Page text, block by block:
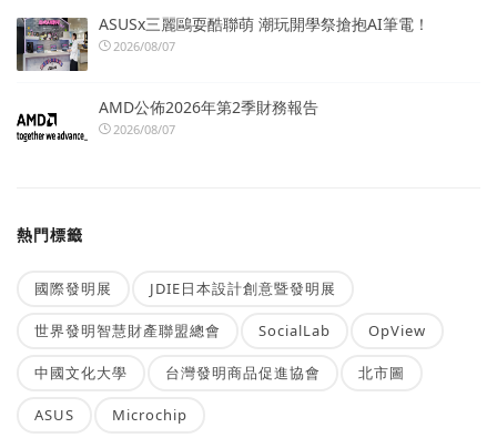
ASUSx三麗鷗耍酷聯萌 潮玩開學祭搶抱AI筆電！
2026/08/07
AMD公佈2026年第2季財務報告
2026/08/07
熱門標籤
國際發明展 JDIE日本設計創意暨發明展
世界發明智慧財產聯盟總會 SocialLab OpView
中國文化大學 台灣發明商品促進協會 北市圖
ASUS Microchip